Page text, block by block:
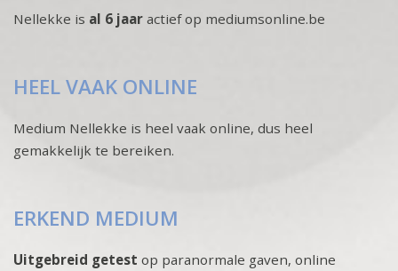
Nellekke is al 6 jaar actief op mediumsonline.be
HEEL VAAK ONLINE
Medium Nellekke is heel vaak online, dus heel
gemakkelijk te bereiken.
ERKEND MEDIUM
Uitgebreid getest op paranormale gaven, online